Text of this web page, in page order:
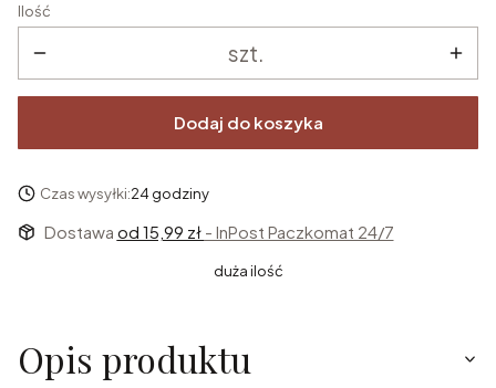
Ilość
szt.
Dodaj do koszyka
Czas wysyłki:24 godziny
Dostawa od 15,99 zł - InPost Paczkomat 24/7
duża ilość
Opis produktu